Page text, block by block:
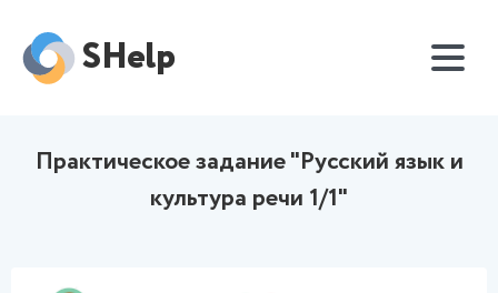
SHelp
Практическое задание "Русский язык и
культура речи 1/1"